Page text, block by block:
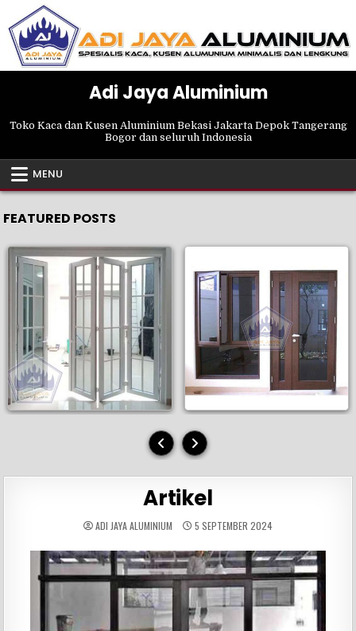
content
Adi Jaya Aluminium
Toko Kaca dan Kusen Aluminium Bekasi Jakarta Depok Tangerang
Bogor dan seluruh Indonesia
MENU
FEATURED POSTS
Artikel
ADI JAYA ALUMINIUM 5 SEPTEMBER 2024